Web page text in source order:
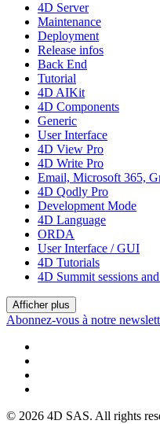
4D Server
Maintenance
Deployment
Release infos
Back End
Tutorial
4D AIKit
4D Components
Generic
User Interface
4D View Pro
4D Write Pro
Email, Microsoft 365,
4D Qodly Pro
Development Mode
4D Language
ORDA
User Interface / GUI
4D Tutorials
4D Summit sessions
Afficher plus
Abonnez-vous à notre
© 2026 4D SAS. All rights